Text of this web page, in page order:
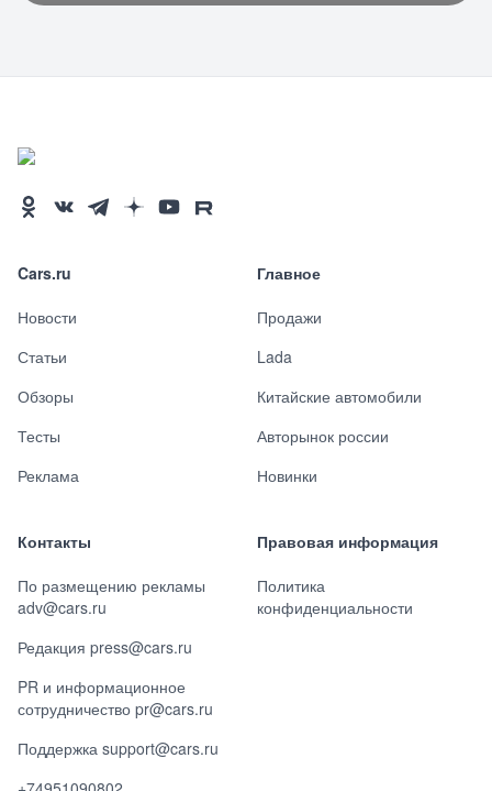
Cars.ru
Новости
Статьи
Обзоры
Тесты
Реклама
Главное
Продажи
Lada
Китайские автомобили
Авторынок россии
Новинки
Контакты
По размещению рекламы
adv@cars.ru
Редакция press@cars.ru
PR и информационное
сотрудничество pr@cars.ru
Поддержка support@cars.ru
Правовая информация
Политика
конфиденциальности